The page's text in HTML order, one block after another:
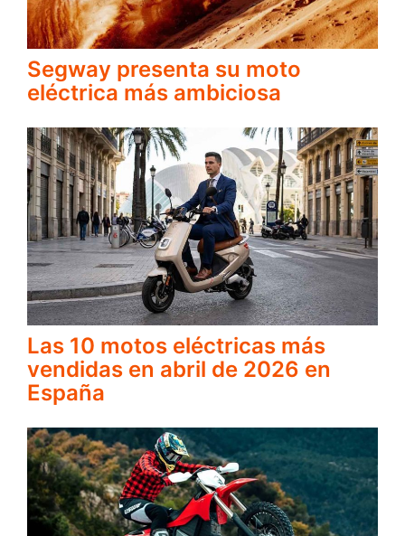
Segway presenta su moto
eléctrica más ambiciosa
Las 10 motos eléctricas más
vendidas en abril de 2026 en
España